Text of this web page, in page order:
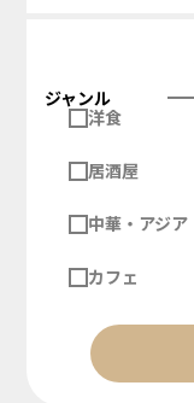
ジャンル
洋食
居酒屋
中華・アジア
カフェ